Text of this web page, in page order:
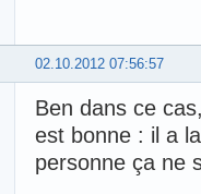
02.10.2012 07:56:57
Ben dans ce
est bonne : il a
personne ça ne